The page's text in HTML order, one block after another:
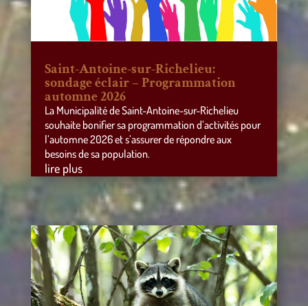
Saint-Antoine-sur-Richelieu:
sondage éclair – Programmation
automne 2026
La Municipalité de Saint-Antoine-sur-Richelieu
souhaite bonifier sa programmation d’activités pour
l’automne 2026 et s’assurer de répondre aux
besoins de sa population.
lire plus